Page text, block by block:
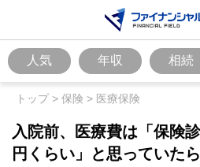
人気 年収 相続
トップ> 保険 > 医療保険
入院前、医療費は「保険
円くらい」と思っていた